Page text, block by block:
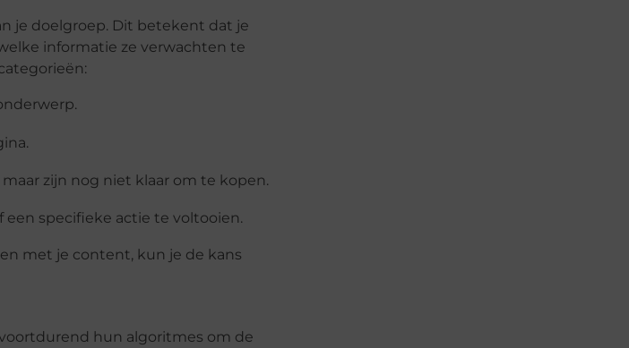
je doelgroep. Dit betekent dat je
informatie ze verwachten te
zijn nog niet klaar om te kopen.
een specifieke actie te voltooien.
met je content, kun je de kans
hun algoritmes om de